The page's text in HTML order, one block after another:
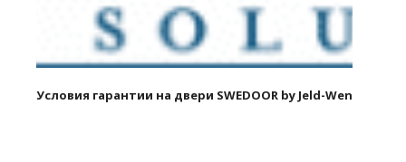
Условия гарантии на двери SWEDOOR by Jeld-Wen